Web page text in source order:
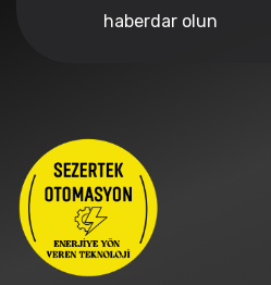
haberdar olun